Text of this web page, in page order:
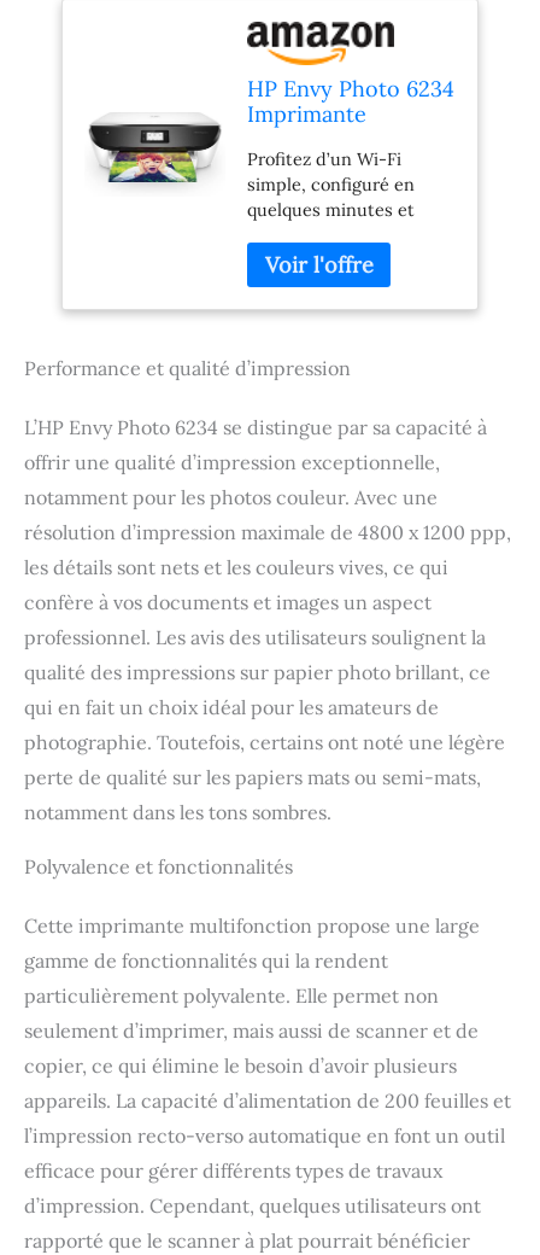
HP Envy Photo 6234
Imprimante
d'encre Couleur (13
ppm, 4800 x 1200
ppp, WiFi,
Impression Mobile,
USB) - 7 mois
d’Instant Ink
Gratuits
Profitez d’un Wi-Fi
simple, configuré en
quelques minutes et
rapidement impression
couleur, noir et blanc et
photo au même prix Les
accordent
automatiquement les
en fonction du type de
papier.
Performance et qualité d’impression
L’HP Envy Photo 6234 se distingue par sa capacité à
offrir une qualité d’impression exceptionnelle,
notamment pour les photos couleur. Avec une
résolution d’impression maximale de 4800 x 1200 ppp,
les détails sont nets et les couleurs vives, ce qui
confère à vos documents et images un aspect
professionnel. Les avis des utilisateurs soulignent la
qualité des impressions sur papier photo brillant, ce
qui en fait un choix idéal pour les amateurs de
photographie. Toutefois, certains ont noté une légère
perte de qualité sur les papiers mats ou semi-mats,
notamment dans les tons sombres.
Polyvalence et fonctionnalités
Cette imprimante multifonction propose une large
gamme de fonctionnalités qui la rendent
particulièrement polyvalente. Elle permet non
seulement d’imprimer, mais aussi de scanner et de
copier, ce qui élimine le besoin d’avoir plusieurs
appareils. La capacité d’alimentation de 200 feuilles et
l’impression recto-verso automatique en font un outil
efficace pour gérer différents types de travaux
d’impression. Cependant, quelques utilisateurs ont
rapporté que le scanner à plat pourrait bénéficier